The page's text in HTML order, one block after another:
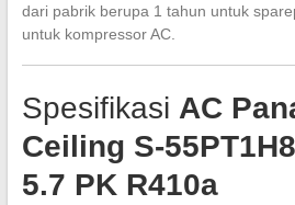
dari pabrik berupa 1 tahun untuk
untuk kompressor AC.
Spesifikasi AC
Ceiling S-
5.7 PK R410a